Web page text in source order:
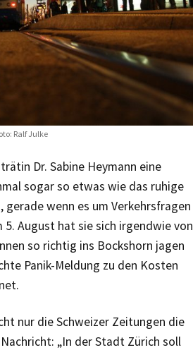
Ralf Julke
Dr. Sabine Heymann eine
sogar so etwas wie das ruhige
gerade wenn es um Verkehrsfragen
5. August hat sie sich irgendwie von
so richtig ins Bockshorn jagen
Panik-Meldung zu den Kosten
nur die Schweizer Zeitungen die
„In der Stadt Zürich soll